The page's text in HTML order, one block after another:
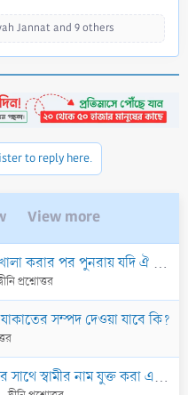
Jannatand 9 others
to reply here.
View more
ঐ স্বামীর সাথে ঘর-সংসার করতে চায় তাহলে তার মেয়াদ কত বা তার পদ্ধতি কী?
প্রশ্নোত্তর
যাকাতের সম্পদ দেওয়া যাবে কি?
যুক্ত করা এবং স্বামীর পরিচয়ে পরিচিত হওয়ার বিধান কি?